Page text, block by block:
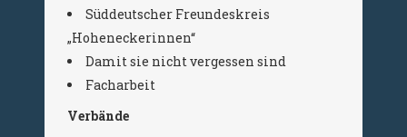
Süddeutscher Freundeskreis
„Hoheneckerinnen“
Damit sie nicht vergessen sind
Facharbeit
Verbände